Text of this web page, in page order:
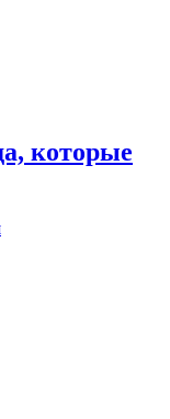
которые